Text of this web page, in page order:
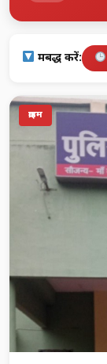
क्रमबद्ध करें:
क्राइम